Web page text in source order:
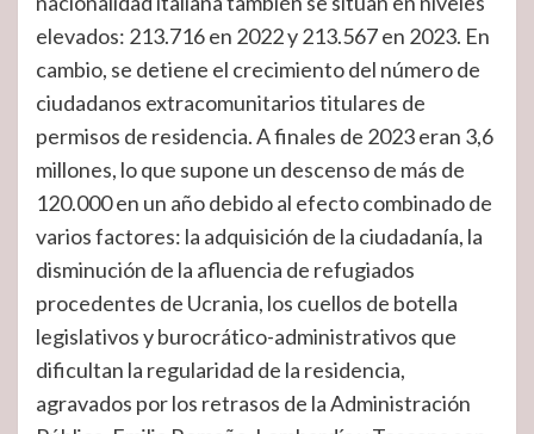
elevados: 213.716 en 2022 y 213.567 en 2023. En
cambio, se detiene el crecimiento del número de
ciudadanos extracomunitarios titulares de
permisos de residencia. A finales de 2023 eran 3,6
millones, lo que supone un descenso de más de
120.000 en un año debido al efecto combinado de
varios factores: la adquisición de la ciudadanía, la
disminución de la afluencia de refugiados
procedentes de Ucrania, los cuellos de botella
legislativos y burocrático-administrativos que
dificultan la regularidad de la residencia,
agravados por los retrasos de la Administración